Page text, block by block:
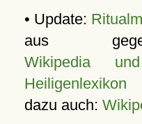
• Update:
aus
Wikipedia
Heiligenlexikon
dazu auch: